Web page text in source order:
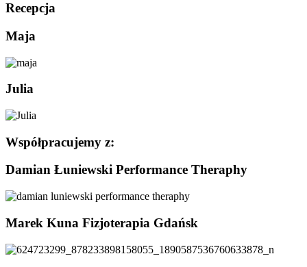
Recepcja
Maja
Julia
Współpracujemy z:
Damian Łuniewski Performance Theraphy
Marek Kuna Fizjoterapia Gdańsk